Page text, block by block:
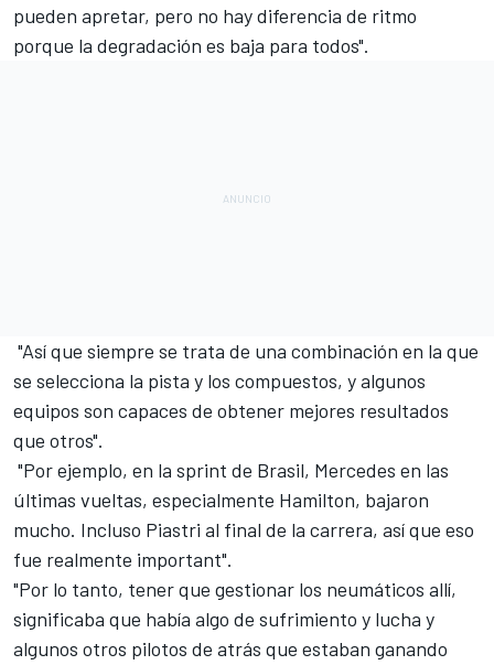
pueden apretar, pero no hay diferencia de ritmo
porque la degradación es baja para todos".
"Así que siempre se trata de una combinación en la que
se selecciona la pista y los compuestos, y algunos
equipos son capaces de obtener mejores resultados
que otros".
"Por ejemplo, en la sprint de Brasil, Mercedes en las
últimas vueltas, especialmente Hamilton, bajaron
mucho. Incluso Piastri al final de la carrera, así que eso
fue realmente important".
"Por lo tanto, tener que gestionar los neumáticos allí,
significaba que había algo de sufrimiento y lucha y
algunos otros pilotos de atrás que estaban ganando